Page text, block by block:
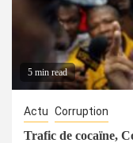
5 min read
Actu Corruption
Trafic de cocaïne,